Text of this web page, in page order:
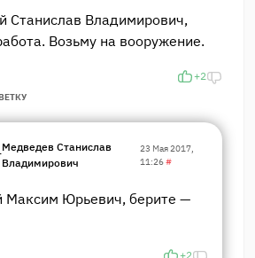
Станислав Владимирович,
Возьму на вооружение.
+2
Медведев Станислав
Владимирович
23 Мая 2017,
11:26#
Юрьевич, берите —
+2